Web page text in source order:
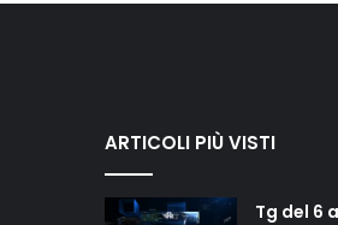
ARTICOLI PIÙ VISTI
Tg del 6